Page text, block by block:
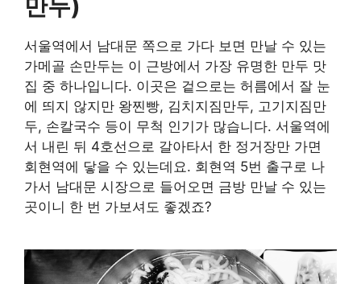
만두)
서울역에서 남대문 쪽으로 가다 보면 만날 수 있는
가메골 손만두는 이 근방에서 가장 유명한 만두 맛
집 중 하나입니다. 이곳은 겉으로는 허름에서 잘 눈
에 띄지 않지만 왕찐빵, 김치지짐만두, 고기지짐만
두, 손칼국수 등이 무척 인기가 많습니다. 서울역에
서 내린 뒤 4호선으로 갈아타서 한 정거장만 가면
회현역에 닿을 수 있는데요. 회현역 5번 출구로 나
가서 남대문 시장으로 들어오면 금방 만날 수 있는
곳이니 한 번 가보셔도 좋겠죠?